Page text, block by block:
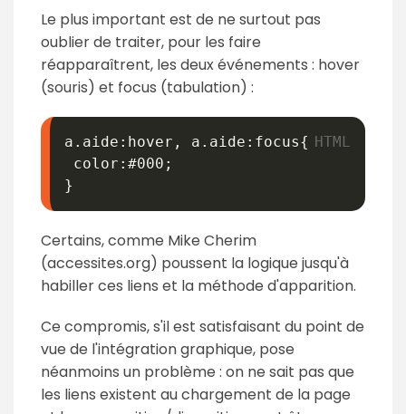
Le plus important est de ne surtout pas
oublier de traiter, pour les faire
réapparaîtrent, les deux événements : hover
(souris) et focus (tabulation) :
a.aide:hover, a.aide:focus{
color:#000;
}
Certains, comme Mike Cherim
(accessites.org) poussent la logique jusqu'à
habiller ces liens et la méthode d'apparition.
Ce compromis, s'il est satisfaisant du point de
vue de l'intégration graphique, pose
néanmoins un problème : on ne sait pas que
les liens existent au chargement de la page